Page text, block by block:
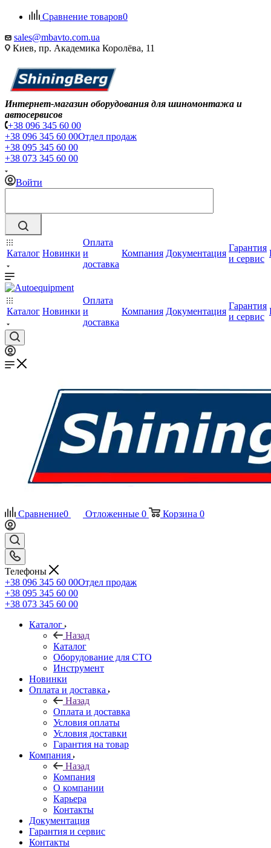
Сравнение товаров0
sales@mbavto.com.ua
Киев, пр. Академика Королёва, 11
Интернет-магазин оборудования для шиномонтажа и
автосервисов
+38 096 345 60 00
+38 096 345 60 00Отдел продаж
+38 095 345 60 00
+38 073 345 60 00
Войти
Каталог Новинки
Оплата
и
доставка
Компания Документация
Гарантия
и сервис
Каталог Новинки
Оплата
и
доставка
Компания Документация
Гарантия
и сервис
Сравнение0 Отложенные 0 Корзина 0
Телефоны
+38 096 345 60 00Отдел продаж
+38 095 345 60 00
+38 073 345 60 00
Каталог
Назад
Каталог
Оборудование для СТО
Инструмент
Новинки
Оплата и доставка
Назад
Оплата и доставка
Условия оплаты
Условия доставки
Гарантия на товар
Компания
Назад
Компания
О компании
Карьера
Контакты
Документация
Гарантия и сервис
Контакты